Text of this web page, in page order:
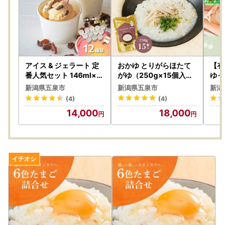
アイス & ジェラート 定
番人気セット 146ml×1
2個 12種 | カップアイス
アイスクリーム 詰め合
わせ 食べ比べ 新潟県 五
新潟県五泉市
(4)
14,000
おかゆ とりがらほたて
がゆ（250g×15個入）
| おかゆ お粥 レトルト
ほたて
新潟県五泉市
(4)
18,000
【有
ゆっ
】新
ポイ
新潟